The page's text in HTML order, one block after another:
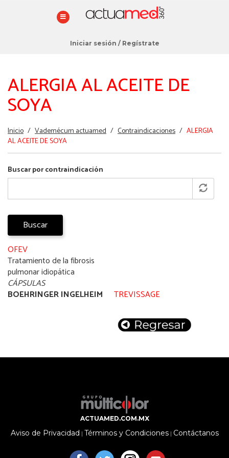
Iniciar sesión / Regístrate
ALERGIA AL ACEITE DE
SOYA
Estás
aquí
Inicio / Vademécum actuamed / Contraindicaciones / ALERGIA
AL ACEITE DE SOYA
Buscar por contraindicación
Buscar
OFEV
Tratamiento de la fibrosis
pulmonar idiopática
CÁPSULAS
BOEHRINGER INGELHEIM
TREVISSAGE
ACTUAMED.COM.MX
Aviso de Privacidad | Términos y Condiciones | Contáctanos